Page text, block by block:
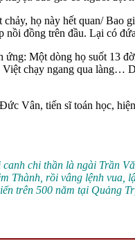
họ này hết quan/
đồng trên đầu. Lại có
Một dòng họ suốt 13
Việt chạy ngang qua
Vân, tiến sĩ toán học,
chi thần là ngài Trần
Thành, rồi vâng lệnh
trên 500 năm tại Quảng